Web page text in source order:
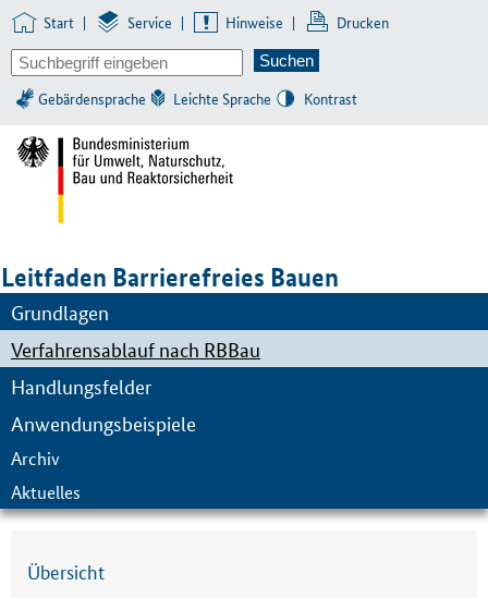
Start | Service | Hinweise | Drucken
Gebärdensprache Leichte Sprache Kontrast
Leitfaden Barrierefreies Bauen
Grundlagen
Verfahrensablauf nach RBBau
Handlungsfelder
Anwendungsbeispiele
Archiv
Aktuelles
Übersicht